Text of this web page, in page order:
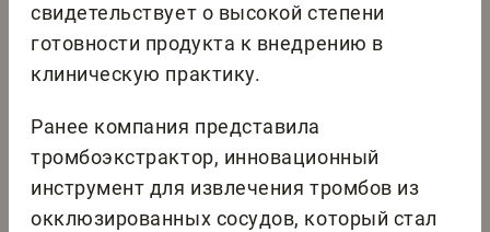
свидетельствует о высокой степени
готовности продукта к внедрению в
клиническую практику.
Ранее компания представила
тромбоэкстрактор, инновационный
инструмент для извлечения тромбов из
окклюзированных сосудов, который стал